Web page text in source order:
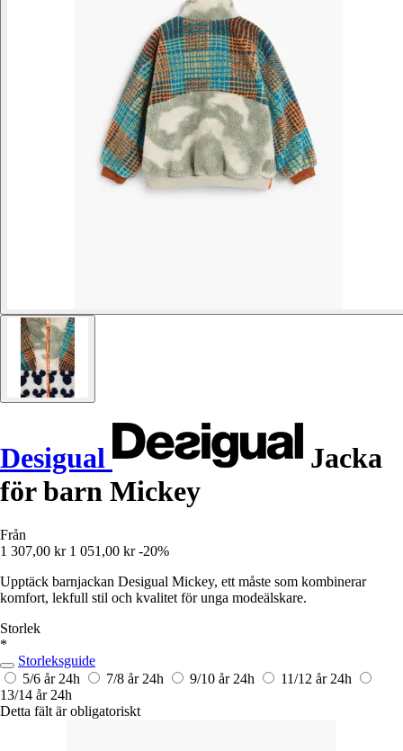
Desigual
Jacka
för barn Mickey
Från
1 307,00 kr 1 051,00 kr -20%
Upptäck barnjackan Desigual Mickey, ett måste som kombinerar
komfort, lekfull stil och kvalitet för unga modeälskare.
Storlek
*
Storleksguide
5/6 år 24h 7/8 år 24h 9/10 år 24h 11/12 år 24h
13/14 år 24h
Detta fält är obligatoriskt